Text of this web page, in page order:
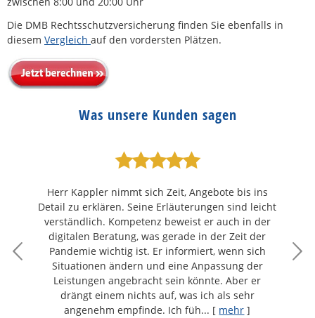
Die DMB Rechtsschutzversicherung finden Sie ebenfalls in
diesem Vergleich auf den vordersten Plätzen.
Was unsere Kunden sagen
Herr Kappler nimmt sich Zeit, Angebote bis ins
Detail zu erklären. Seine Erläuterungen sind leicht
verständlich. Kompetenz beweist er auch in der
digitalen Beratung, was gerade in der Zeit der
Pandemie wichtig ist. Er informiert, wenn sich
Situationen ändern und eine Anpassung der
Leistungen angebracht sein könnte. Aber er
drängt einem nichts auf, was ich als sehr
angenehm empfinde. Ich füh... [ mehr ]